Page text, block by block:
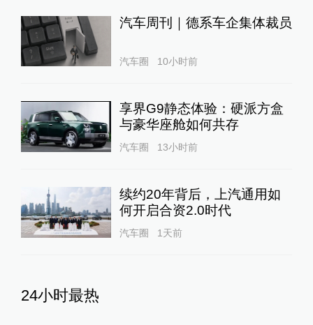
汽车周刊｜德系车企集体裁员
汽车圈 10小时前
享界G9静态体验：硬派方盒
与豪华座舱如何共存
汽车圈 13小时前
续约20年背后，上汽通用如
何开启合资2.0时代
汽车圈 1天前
24小时最热